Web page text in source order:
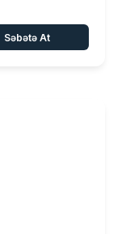
Səbətə At